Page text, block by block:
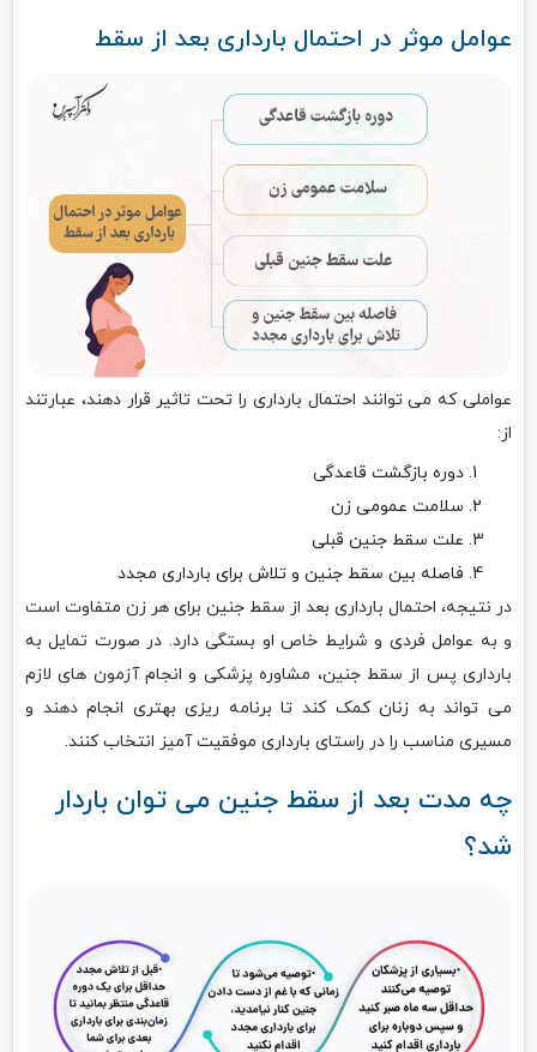
عوامل موثر در احتمال بارداری بعد از سقط
عواملی که می توانند احتمال بارداری را تحت تاثیر قرار دهند، عبارتند
از:
دوره بازگشت قاعدگی
سلامت عمومی زن
علت سقط جنین قبلی
فاصله بین سقط جنین و تلاش برای بارداری مجدد
در نتیجه، احتمال بارداری بعد از سقط جنین برای هر زن متفاوت است
و به عوامل فردی و شرایط خاص او بستگی دارد. در صورت تمایل به
بارداری پس از سقط جنین، مشاوره پزشکی و انجام آزمون های لازم
می تواند به زنان کمک کند تا برنامه ریزی بهتری انجام دهند و
مسیری مناسب را در راستای بارداری موفقیت آمیز انتخاب کنند.
چه مدت بعد از سقط جنین می توان باردار
شد؟